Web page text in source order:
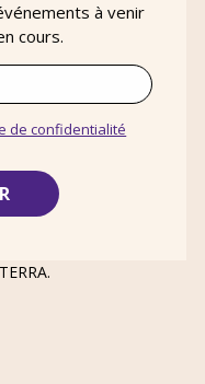
à venir
cours.
de confidentialité
.